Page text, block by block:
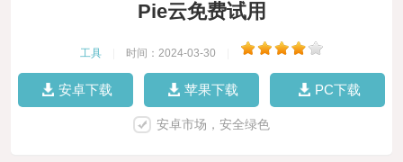
Pie云免费试用
工具 时间：2024-03-30
安卓下载 苹果下载 PC下载
安卓市场，安全绿色